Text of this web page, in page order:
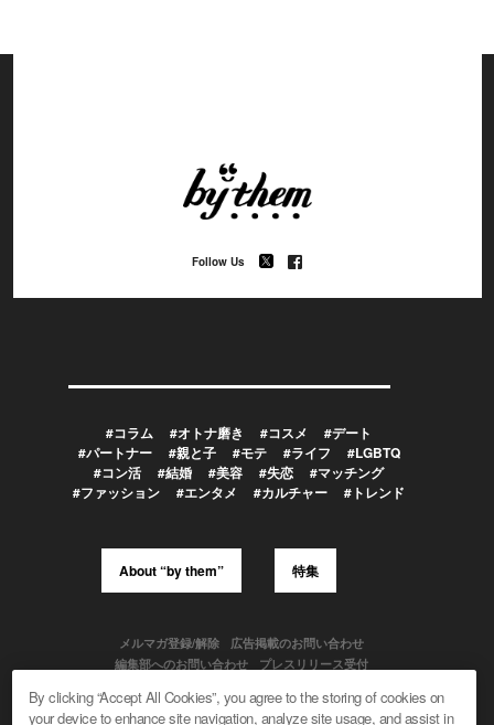
Follow Us
#コラム #オトナ磨き #コスメ
#デート
#パートナー
#親と子 #モテ #ライフ
#LGBTQ
#コン活
#結婚 #美容 #失恋
#マッチング
#ファッション
#エンタメ #カルチャー #トレンド
About “by them” 特集
メルマガ登録/解除
広告掲載のお問い合わせ
編集部へのお問い合わせ
プレスリリース受付
By clicking “Accept All Cookies”, you agree to the storing of cookies on
your device to enhance site navigation, analyze site usage, and assist in